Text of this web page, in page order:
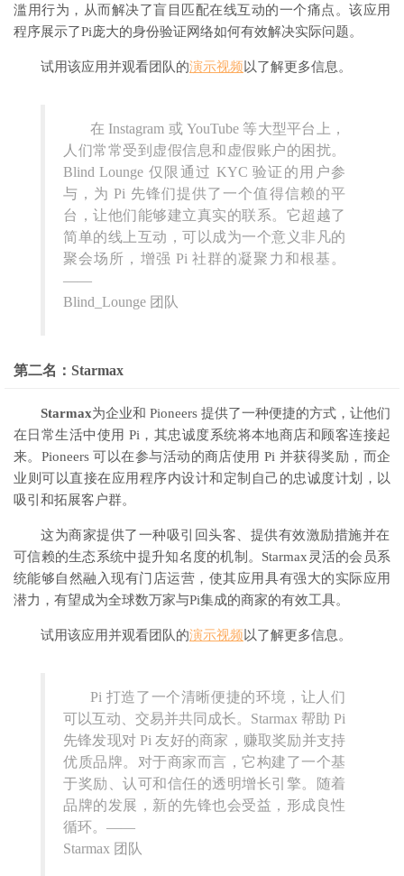
滥用行为，从而解决了盲目匹配在线互动的一个痛点。该应用
程序展示了Pi庞大的身份验证网络如何有效解决实际问题。
试用该应用并观看团队的演示视频 以了解更多信息。
在 Instagram 或 YouTube 等大型平台上，
人们常常受到虚假信息和虚假账户的困扰。
Blind Lounge 仅限通过 KYC 验证的用户参
与，为 Pi 先锋们提供了一个值得信赖的平
台，让他们能够建立真实的联系。它超越了
简单的线上互动，可以成为一个意义非凡的
聚会场所，增强 Pi 社群的凝聚力和根基。
——
Blind_Lounge 团队
第二名：Starmax
Starmax为企业和 Pioneers 提供了一种便捷的方式，让他们
在日常生活中使用 Pi，其忠诚度系统将本地商店和顾客连接起
来。Pioneers 可以在参与活动的商店使用 Pi 并获得奖励，而企
业则可以直接在应用程序内设计和定制自己的忠诚度计划，以
吸引和拓展客户群。
这为商家提供了一种吸引回头客、提供有效激励措施并在
可信赖的生态系统中提升知名度的机制。Starmax灵活的会员系
统能够自然融入现有门店运营，使其应用​​具有强大的实际应用
潜力，有望成为全球数万家与Pi集成的商家的有效工具。
试用该应用并观看团队的演示视频 以了解更多信息。
Pi 打造了一个清晰便捷的环境，让人们
可以互动、交易并共同成长。Starmax 帮助 Pi
先锋发现对 Pi 友好的商家，赚取奖励并支持
优质品牌。对于商家而言，它构建了一个基
于奖励、认可和信任的透明增长引擎。随着
品牌的发展，新的先锋也会受益，形成良性
循环。——
Starmax 团队